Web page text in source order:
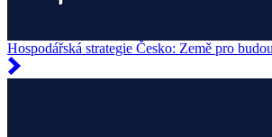
Hospodářská strategie Česko: Země pro